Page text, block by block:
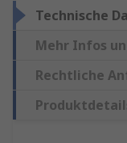
Technische
Mehr Infos
Rechtliche